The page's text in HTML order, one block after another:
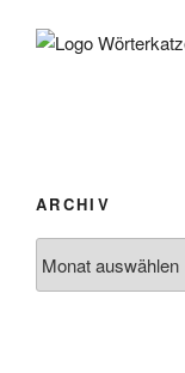
ARCHIV